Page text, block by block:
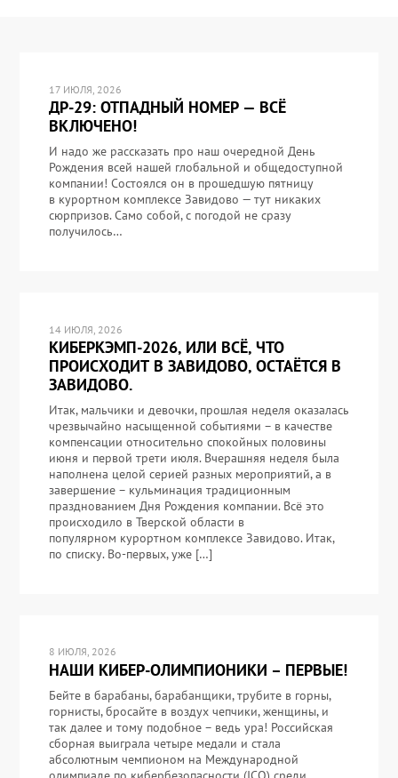
17 ИЮЛЯ, 2026
ДР-29: ОТПАДНЫЙ НОМЕР — ВСЁ
ВКЛЮЧЕНО!
И надо же рассказать про наш очередной День
Рождения всей нашей глобальной и общедоступной
компании! Состоялся он в прошедшую пятницу
в курортном комплексе Завидово — тут никаких
сюрпризов. Само собой, с погодой не сразу
получилось…
14 ИЮЛЯ, 2026
КИБЕРКЭМП-2026, ИЛИ ВСЁ, ЧТО
ПРОИСХОДИТ В ЗАВИДОВО, ОСТАЁТСЯ В
ЗАВИДОВО.
Итак, мальчики и девочки, прошлая неделя оказалась
чрезвычайно насыщенной событиями – в качестве
компенсации относительно спокойных половины
июня и первой трети июля. Вчерашняя неделя была
наполнена целой серией разных мероприятий, а в
завершение – кульминация традиционным
празднованием Дня Рождения компании. Всё это
происходило в Тверской области в
популярном курортном комплексе Завидово. Итак,
по списку. Во-первых, уже […]
8 ИЮЛЯ, 2026
НАШИ КИБЕР-ОЛИМПИОНИКИ – ПЕРВЫЕ!
Бейте в барабаны, барабанщики, трубите в горны,
горнисты, бросайте в воздух чепчики, женщины, и
так далее и тому подобное – ведь ура! Российская
сборная выиграла четыре медали и стала
абсолютным чемпионом на Международной